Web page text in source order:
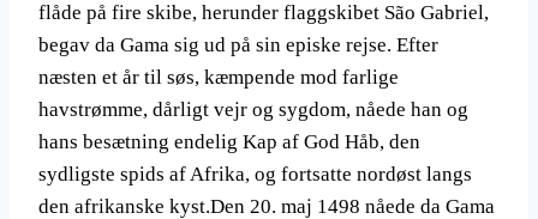
flåde på fire skibe, herunder flaggskibet São Gabriel,
begav da Gama sig ud på sin episke rejse. Efter
næsten et år til søs, kæmpende mod farlige
havstrømme, dårligt vejr og sygdom, nåede han og
hans besætning endelig Kap af God Håb, den
sydligste spids af Afrika, og fortsatte nordøst langs
den afrikanske kyst.Den 20. maj 1498 nåede da Gama